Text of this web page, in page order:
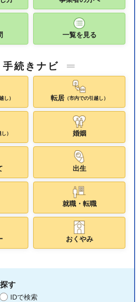
一覧を見る
手続きナビ
し） 転居（市内での引越し）
） 婚姻
出生
就職・転職
おくやみ
す
IDで検索